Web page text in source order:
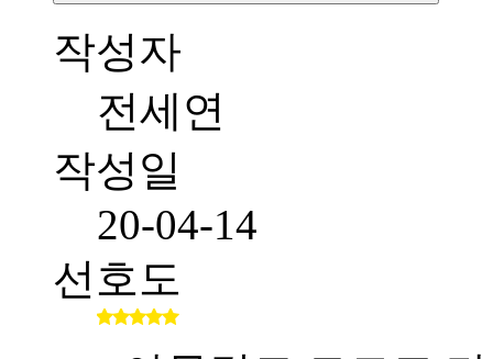
작성자
전세연
작성일
20-04-14
선호도